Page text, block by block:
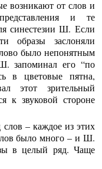
возникают от слов и
и те
синестезии Ш. Если
образы заслоняли
было непонятным
запоминал его “по
в цветовые пятна,
этот зрительный
к звуковой стороне
– каждое из этих
было много – и Ш.
в целый ряд. Чаще